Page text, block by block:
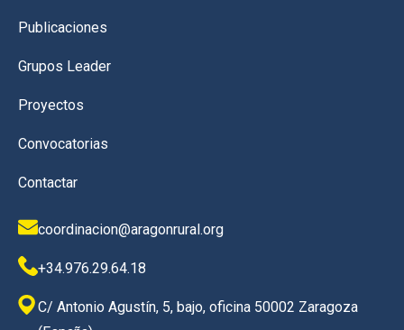
Publicaciones
Grupos Leader
Proyectos
Convocatorias
Contactar
coordinacion@aragonrural.org
+34.976.29.64.18
C/ Antonio Agustín, 5, bajo, oficina 50002 Zaragoza